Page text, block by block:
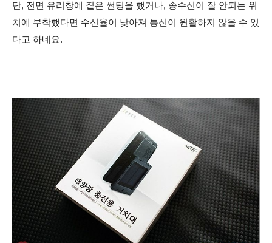
단, 전면 유리창에 짙은 썬팅을 했거나, 송수신이 잘 안되는 위
치에 부착했다면 수신율이 낮아져 통신이 원활하지 않을 수 있
다고 하네요.